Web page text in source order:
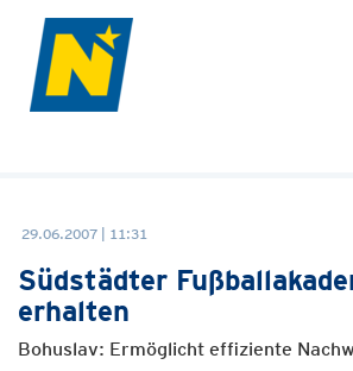
29.06.2007 | 11:31
Südstädter
erhalten
Bohuslav: Ermöglicht effiziente